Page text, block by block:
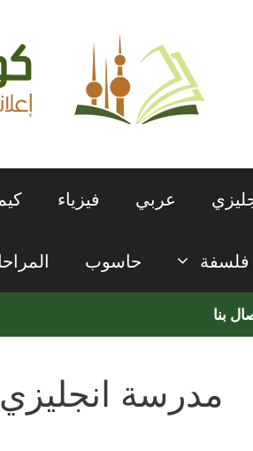
عربي فيزياء
فلسفة حاسوب
بنا
مدرسة انجليزي